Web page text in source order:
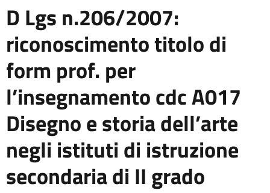
D Lgs n.206/2007:
riconoscimento titolo di
form prof. per
l’insegnamento cdc A017
Disegno e storia dell’arte
negli istituti di istruzione
secondaria di II grado